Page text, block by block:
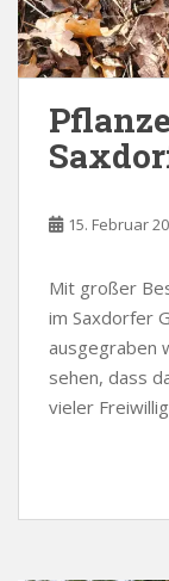
15. Februar
Mit großer
im Saxdorfer
ausgegraben
sehen, dass
vieler